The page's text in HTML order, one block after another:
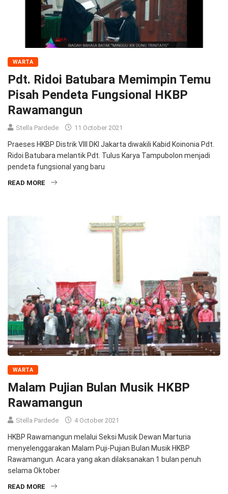
WARTA
Pdt. Ridoi Batubara Memimpin Temu
Pisah Pendeta Fungsional HKBP
Rawamangun
Stella Pardede 11 October 2021
Praeses HKBP Distrik VIII DKI Jakarta diwakili Kabid Koinonia Pdt.
Ridoi Batubara melantik Pdt. Tulus Karya Tampubolon menjadi
pendeta fungsional yang baru
READ MORE
WARTA
Malam Pujian Bulan Musik HKBP
Rawamangun
Stella Pardede 4 October 2021
HKBP Rawamangun melalui Seksi Musik Dewan Marturia
menyelenggarakan Malam Puji-Pujian Bulan Musik HKBP
Rawamangun. Acara yang akan dilaksanakan 1 bulan penuh
selama Oktober
READ MORE